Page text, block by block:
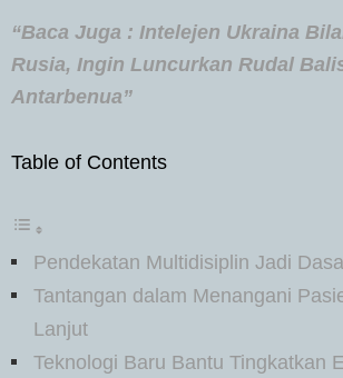
“Baca Juga : Intelejen Ukraina
Rusia, Ingin Luncurkan Rudal
Antarbenua”
Table of Contents
Pendekatan Multidisiplin Jadi
Tantangan dalam Menangani
Lanjut
Teknologi Baru Bantu Tingkatkan